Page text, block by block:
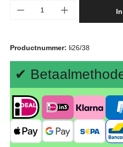
Producthoeveelheid:
Productnummer: li26/38
✔